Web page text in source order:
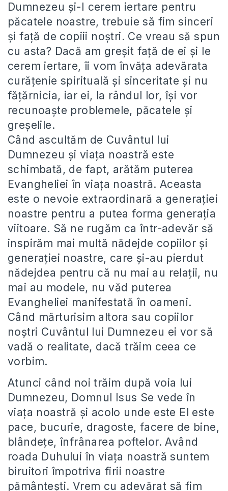
Dumnezeu şi-I cerem iertare pentru
păcatele noastre, trebuie să fim sinceri
şi faţă de copiii noştri. Ce vreau să spun
cu asta? Dacă am greşit faţă de ei şi le
cerem iertare, îi vom învăţa adevărata
curăţenie spirituală şi sinceritate şi nu
făţărnicia, iar ei, la rândul lor, îşi vor
recunoaşte problemele, păcatele şi
greşelile.
Când ascultăm de Cuvântul lui
Dumnezeu şi viaţa noastră este
schimbată, de fapt, arătăm puterea
Evangheliei în viaţa noastră. Aceasta
este o nevoie extraordinară a generaţiei
noastre pentru a putea forma generaţia
viitoare. Să ne rugăm ca într-adevăr să
inspirăm mai multă nădejde copiilor şi
generaţiei noastre, care şi-au pierdut
nădejdea pentru că nu mai au relaţii, nu
mai au modele, nu văd puterea
Evangheliei manifestată în oameni.
Când mărturisim altora sau copiilor
noştri Cuvântul lui Dumnezeu ei vor să
vadă o realitate, dacă trăim ceea ce
vorbim.
Atunci când noi trăim după voia lui
Dumnezeu, Domnul Isus Se vede în
viaţa noastră şi acolo unde este El este
pace, bucurie, dragoste, facere de bine,
blândeţe, înfrânarea poftelor. Având
roada Duhului în viaţa noastră suntem
biruitori împotriva firii noastre
pământeşti. Vrem cu adevărat să fim